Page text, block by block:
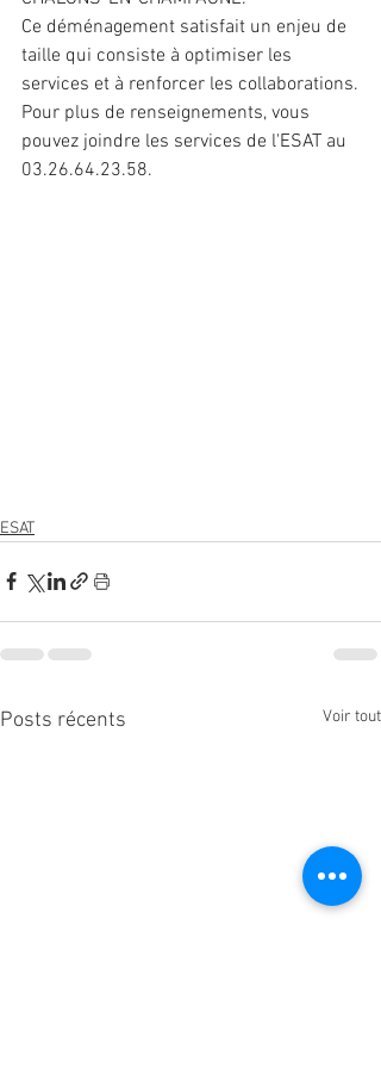
Ce déménagement satisfait un enjeu de
taille qui consiste à optimiser les
services et à renforcer les collaborations.
Pour plus de renseignements, vous
pouvez joindre les services de l'ESAT au
03.26.64.23.58.
ESAT
Posts récents Voir tout